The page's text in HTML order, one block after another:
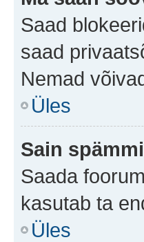
Saad
saad
Nemad
Üles
Sain
Saada
kasutab ta
Üles